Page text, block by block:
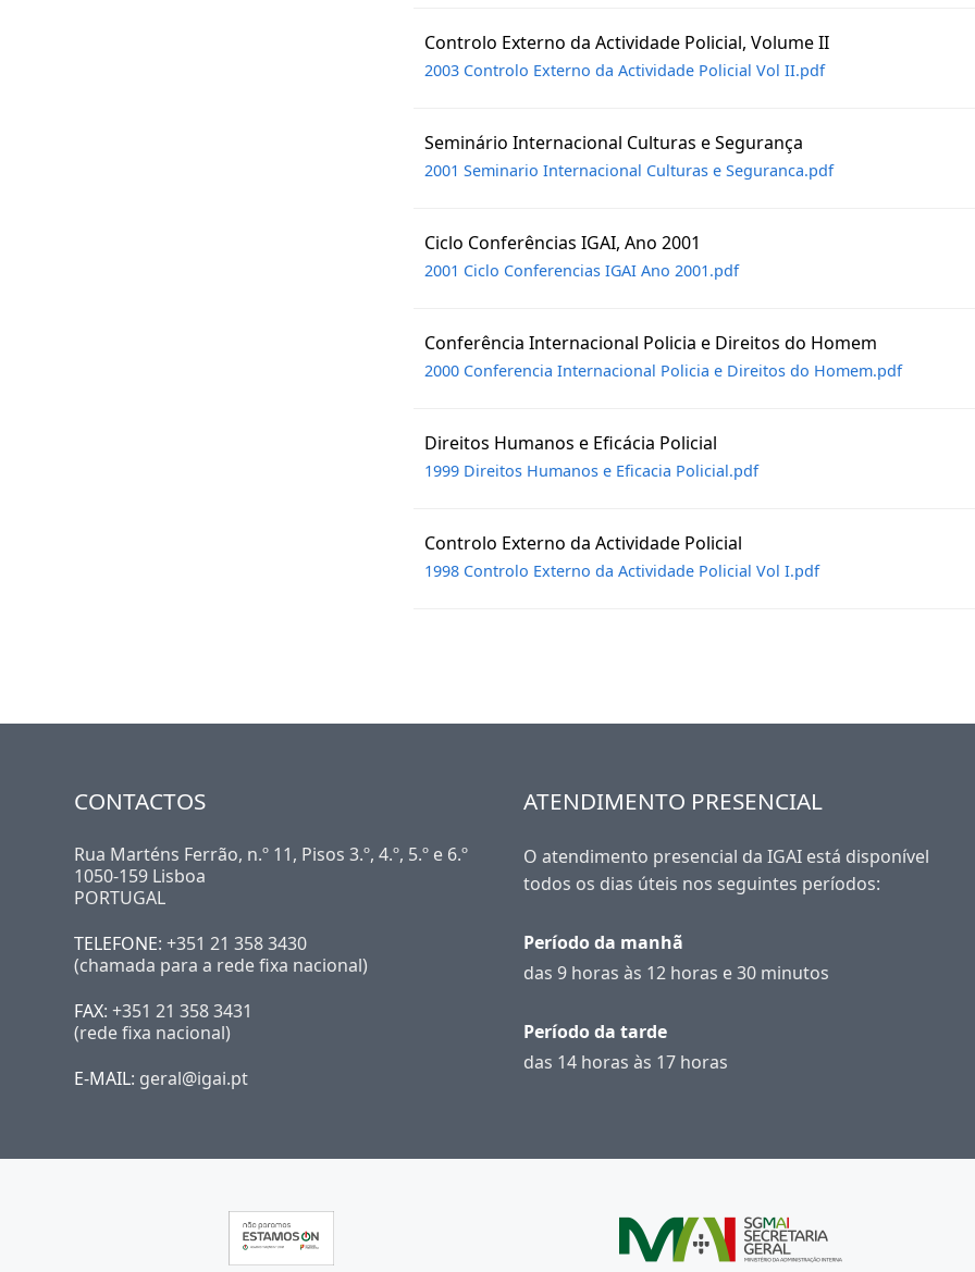
Controlo Externo da Actividade Policial, Volume II
2003 Controlo Externo da Actividade Policial Vol II.pdf
Seminário Internacional Culturas e Segurança
2001 Seminario Internacional Culturas e Seguranca.pdf
Ciclo Conferências IGAI, Ano 2001
2001 Ciclo Conferencias IGAI Ano 2001.pdf
Conferência Internacional Policia e Direitos do Homem
2000 Conferencia Internacional Policia e Direitos do Homem.pdf
Direitos Humanos e Eficácia Policial
1999 Direitos Humanos e Eficacia Policial.pdf
Controlo Externo da Actividade Policial
1998 Controlo Externo da Actividade Policial Vol I.pdf
CONTACTOS
Rua Marténs Ferrão, n.º 11, Pisos 3.º, 4.º, 5.º e 6.º
1050-159 Lisboa
PORTUGAL
TELEFONE: +351 21 358 3430
(chamada para a rede fixa nacional)
FAX: +351 21 358 3431
(rede fixa nacional)
E-MAIL: geral@igai.pt
ATENDIMENTO PRESENCIAL
O atendimento presencial da IGAI está disponível
todos os dias úteis nos seguintes períodos:
Período da manhã
das 9 horas às 12 horas e 30 minutos
Período da tarde
das 14 horas às 17 horas